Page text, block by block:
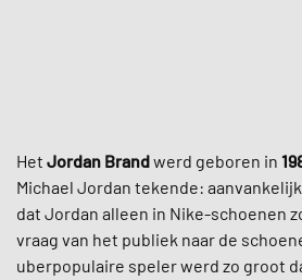
Het Jordan Brandwerd geboren in
Michael Jordan tekende:
dat Jordan alleen in Nike-schoenen
vraag van het publiek naar de
uberpopulaire speler werd zo groot